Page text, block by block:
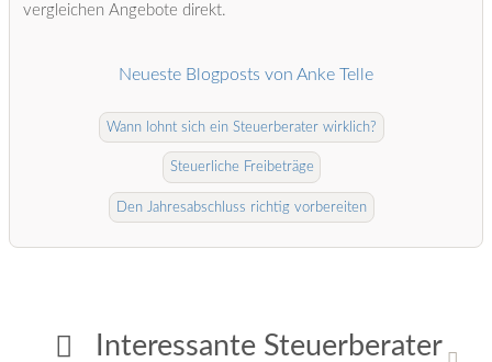
Interessante Steuerberater
vergleichen Angebote direkt.
Neueste Blogposts von Anke Telle
Wann lohnt sich ein Steuerberater wirklich?
Steuerliche Freibeträge
Den Jahresabschluss richtig vorbereiten